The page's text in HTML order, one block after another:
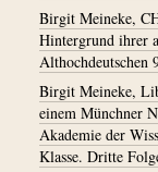
Birgit Meineke,
Hintergrund ihrer
Althochdeutschen
Birgit Meineke,
einem Münchner
Akademie der
Klasse. Dritte